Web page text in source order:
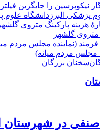
نیکوپرسین را جایگزین
دانشگاه علوم
متروی گلشهر
مجلس مردم میانه)
سخنان بزرگان